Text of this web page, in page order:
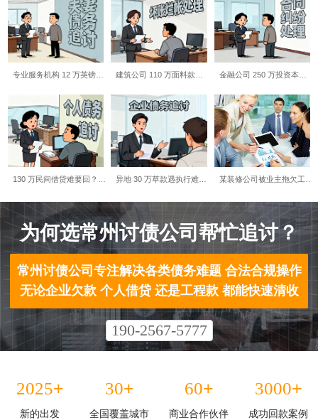
专业服务机构 12 万英镑…
130 万民间借贷难要回？…
建筑公司 110 万面料款…
异地 30 万草款遇执行难…
金融公司 250 万投资本…
某装修公司被业主拖欠工…
为何选常州讨债公司帮忙追讨？​
常州讨债公司专注解决各类债务难题 合法合规操作
无论企业欠款 个人借贷 还是工程款 都能快速清收
190-2567-5777
2025+
新的出发
30+
全国覆盖城市
60+
商业合作伙伴
3000+
成功回款案例